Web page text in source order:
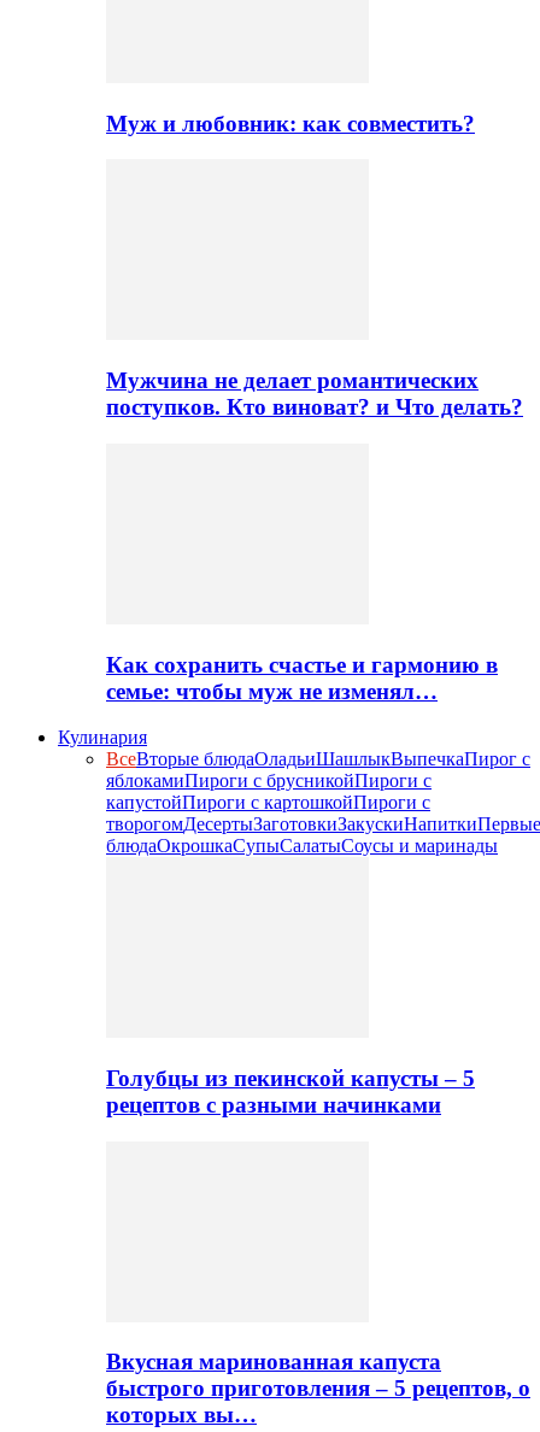
Муж и любовник: как совместить?
Мужчина не делает романтических
поступков. Кто виноват? и Что делать?
Как сохранить счастье и гармонию в
семье: чтобы муж не изменял…
Кулинария
ВсеВторые блюдаОладьиШашлыкВыпечкаПирог с
яблокамиПироги с брусникойПироги с
капустойПироги с картошкойПироги с
творогомДесертыЗаготовкиЗакускиНапиткиПервые
блюдаОкрошкаСупыСалатыСоусы и маринады
Голубцы из пекинской капусты – 5
рецептов с разными начинками
Вкусная маринованная капуста
быстрого приготовления – 5 рецептов, о
которых вы…